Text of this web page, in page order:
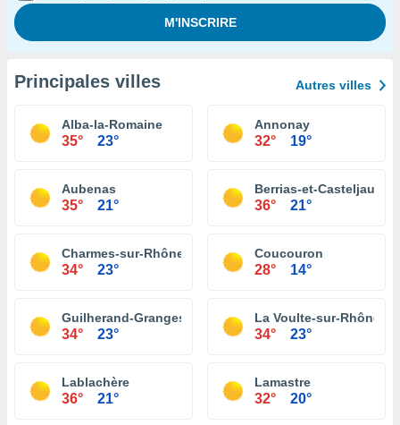
Principales villes Autres villes
Alba-la-Romaine
35° 23°
Annonay
32° 19°
Aubenas
35° 21°
Berrias-et-Casteljau
36° 21°
Charmes-sur-Rhône
34° 23°
Coucouron
28° 14°
Guilherand-Granges
34° 23°
La Voulte-sur-Rhône
34° 23°
Lablachère
36° 21°
Lamastre
32° 20°